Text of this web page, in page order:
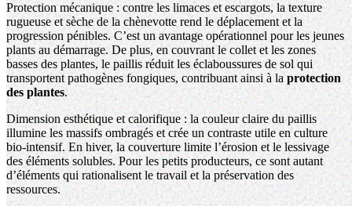
Protection mécanique : contre les limaces et escargots, la texture
rugueuse et sèche de la chènevotte rend le déplacement et la
progression pénibles. C’est un avantage opérationnel pour les jeunes
plants au démarrage. De plus, en couvrant le collet et les zones
basses des plantes, le paillis réduit les éclaboussures de sol qui
transportent pathogènes fongiques, contribuant ainsi à laprotection
des plantes.
Dimension esthétique et calorifique : la couleur claire du paillis
illumine les massifs ombragés et crée un contraste utile en culture
bio-intensif. En hiver, la couverture limite l’érosion et le lessivage
des éléments solubles. Pour les petits producteurs, ce sont autant
d’éléments qui rationalisent le travail et la préservation des
ressources.